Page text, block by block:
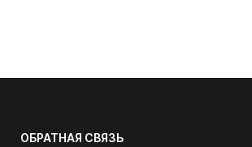
ОБРАТНАЯ СВЯЗЬ